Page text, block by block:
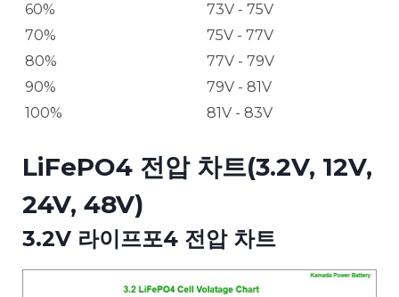
60%
73V - 75V
70%
75V - 77V
80%
77V - 79V
90%
79V - 81V
100%
81V - 83V
LiFePO4 전압 차트(3.2V, 12V,
24V, 48V)
3.2V 라이프포4 전압 차트